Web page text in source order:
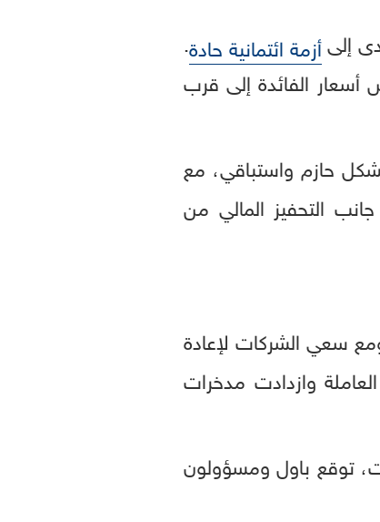
إلىأزمة ائتمانية حادة.
في مارس 2020، تم خلالهما خفض أسعار الفائدة إلى قرب
حازم واستباقي، مع
التحفيز المالي من
السريع من ركود الجائحة، لم يخلُ المسار من التحديات. ففي عام 2021، ومع سعي الشركات لإعادة
وازدادت مدخرات
توقع باول ومسؤولون